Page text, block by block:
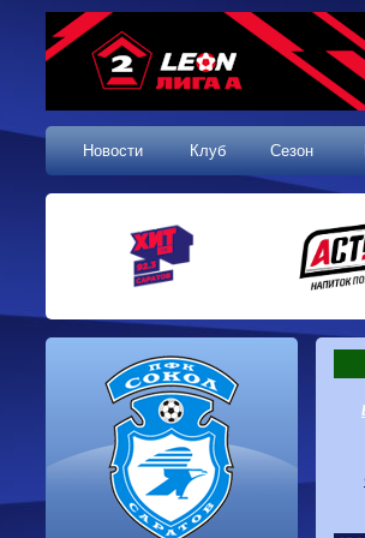
Новости Клуб Сезон
1 тур, 19.07.2026
1-1
Калуга
Динамо
0-0
Волгарь
0-0
Динамо-Брянск
2-1
Алания
1-2 Сибирь